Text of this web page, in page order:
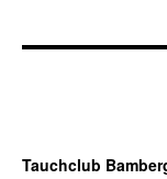
Tauchclub